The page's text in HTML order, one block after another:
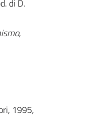
di D.
,
1995,